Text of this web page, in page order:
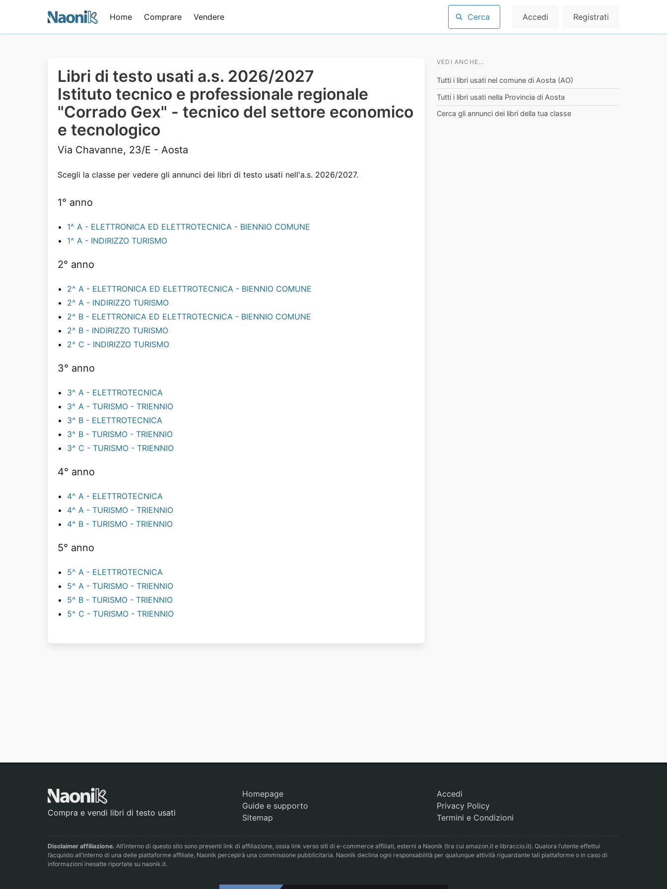
Home Comprare Vendere Cerca Accedi Registrati
Libri di testo usati a.s. 2026/2027
Istituto tecnico e professionale regionale
"Corrado Gex" - tecnico del settore economico
e tecnologico
Via Chavanne, 23/E - Aosta
Scegli la classe per vedere gli annunci dei libri di testo usati nell'a.s. 2026/2027.
1° anno
1^ A - ELETTRONICA ED ELETTROTECNICA - BIENNIO COMUNE
1^ A - INDIRIZZO TURISMO
2° anno
2^ A - ELETTRONICA ED ELETTROTECNICA - BIENNIO COMUNE
2^ A - INDIRIZZO TURISMO
2^ B - ELETTRONICA ED ELETTROTECNICA - BIENNIO COMUNE
2^ B - INDIRIZZO TURISMO
2^ C - INDIRIZZO TURISMO
3° anno
3^ A - ELETTROTECNICA
3^ A - TURISMO - TRIENNIO
3^ B - ELETTROTECNICA
3^ B - TURISMO - TRIENNIO
3^ C - TURISMO - TRIENNIO
4° anno
4^ A - ELETTROTECNICA
4^ A - TURISMO - TRIENNIO
4^ B - TURISMO - TRIENNIO
5° anno
5^ A - ELETTROTECNICA
5^ A - TURISMO - TRIENNIO
5^ B - TURISMO - TRIENNIO
5^ C - TURISMO - TRIENNIO
VEDI ANCHE...
Tutti i libri usati nel comune di Aosta (AO)
Tutti i libri usati nella Provincia di Aosta
Cerca gli annunci dei libri della tua classe
Compra e vendi libri di testo usati
Homepage
Guide e supporto
Sitemap
Accedi
Privacy Policy
Termini e Condizioni